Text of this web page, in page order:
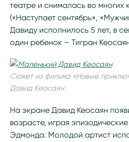
театре и снималась во многих
(«Наступает сентябрь»,
Давиду исполнилось 5 лет, в
один ребенок – Тигран
Сюжет из фильма «Новые
Давид Кеосаян
На экране Давид Кеосаян
возрасте, играя
Эдмонда. Молодой артист